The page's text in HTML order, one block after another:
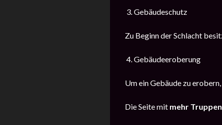
3. Gebäudeschutz
Zu Beginn der Schlacht
4. Gebäudeeroberung
Um ein Gebäude zu
Die Seite mit mehr